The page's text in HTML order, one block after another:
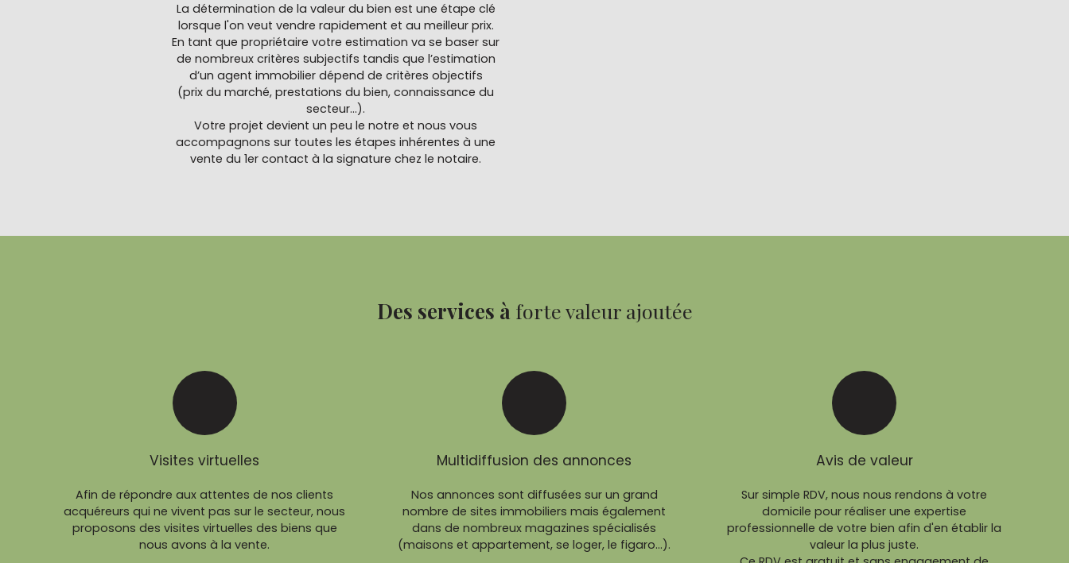
La détermination de la valeur du bien est une étape clé
lorsque l'on veut vendre rapidement et au meilleur prix.
En tant que propriétaire votre estimation va se baser sur
de nombreux critères subjectifs tandis que l’estimation
d’un agent immobilier dépend de critères objectifs
(prix du marché, prestations du bien, connaissance du
secteur...).
Votre projet devient un peu le notre et nous vous
accompagnons sur toutes les étapes inhérentes à une
vente du 1er contact à la signature chez le notaire.
Des services à forte valeur ajoutée
Visites virtuelles
Afin de répondre aux attentes de nos clients
acquéreurs qui ne vivent pas sur le secteur, nous
proposons des visites virtuelles des biens que
nous avons à la vente.
Multidiffusion des annonces
Nos annonces sont diffusées sur un grand
nombre de sites immobiliers mais également
dans de nombreux magazines spécialisés
(maisons et appartement, se loger, le figaro...).
Avis de valeur
Sur simple RDV, nous nous rendons à votre
domicile pour réaliser une expertise
professionnelle de votre bien afin d'en établir la
valeur la plus juste.